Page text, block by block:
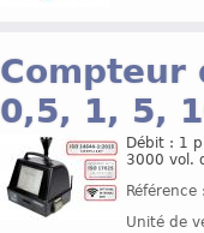
Compteur
0,5, 1, 5,
Débit : 1
3000 vol.
Unité de